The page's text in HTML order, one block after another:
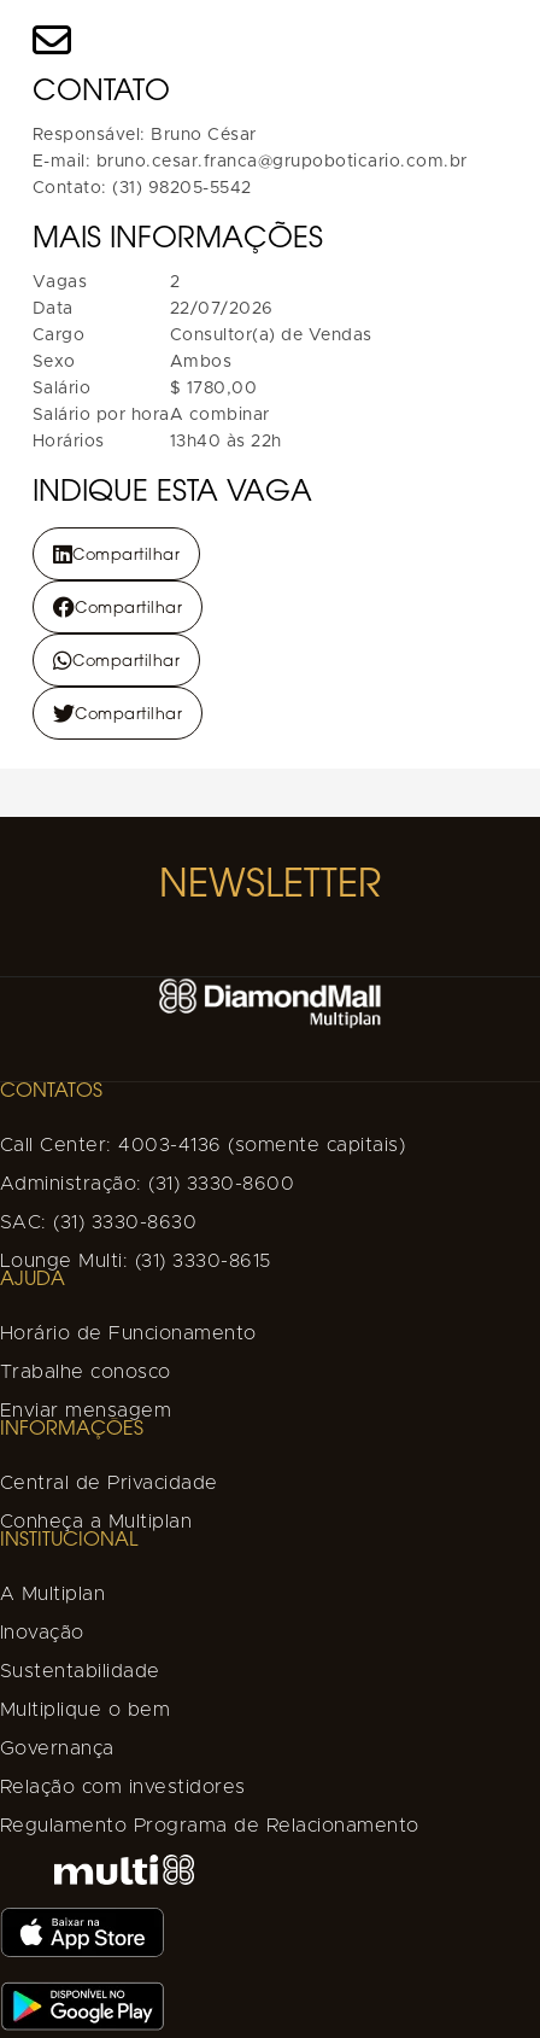
CONTATO
Responsável: Bruno César
E-mail: bruno.cesar.franca@grupoboticario.com.br
Contato: (31) 98205-5542
MAIS INFORMAÇÕES
Vagas
Data
Cargo
Sexo
Salário
Salário por hora
Horários
2
22/07/2026
Consultor(a) de Vendas
Ambos
$ 1780,00
A combinar
13h40 às 22h
INDIQUE ESTA VAGA
Compartilhar
Compartilhar
Compartilhar
Compartilhar
NEWSLETTER
CONTATOS
Call Center: 4003-4136 (somente capitais)
Administração: (31) 3330-8600
SAC: (31) 3330-8630
Lounge Multi: (31) 3330-8615
AJUDA
Horário de Funcionamento
Trabalhe conosco
Enviar mensagem
INFORMAÇÕES
Central de Privacidade
Conheça a Multiplan
INSTITUCIONAL
A Multiplan
Inovação
Sustentabilidade
Multiplique o bem
Governança
Relação com investidores
Regulamento Programa de Relacionamento